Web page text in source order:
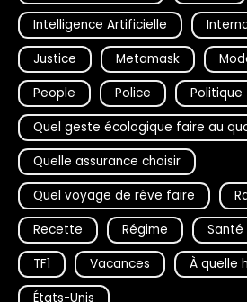
Intelligence Artificielle
Justice
Metamask
People
Police Politique
Quel geste écologique faire au
Quelle assurance choisir
Quel voyage de rêve faire
Recette
Régime Santé
TF1
Vacances
À quelle
États-Unis